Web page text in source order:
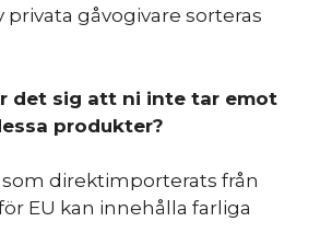
privata gåvogivare sorteras
det sig att ni inte tar emot
produkter?
direktimporterats från
EU kan innehålla farliga